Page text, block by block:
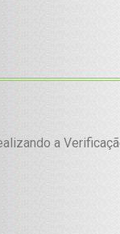
a